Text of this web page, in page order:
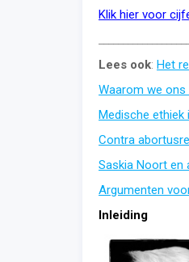
Klik hier voor
Lees ook: Het
Waarom we
Medische ethiek
Contra
Saskia Noort en
Argumenten
Inleiding